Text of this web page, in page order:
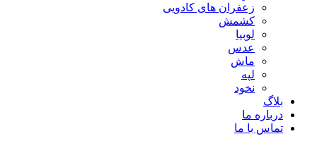
زعفران های کادویی
کشمش
لوبیا
عدس
ماش
لپه
نخود
بلاگ
درباره ما
تماس با ما